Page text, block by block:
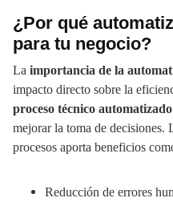
¿Por qué
para tu negocio?
La importancia de la
impacto directo sobre la
proceso técnico automatizado
mejorar la toma de
procesos aporta beneficios
Reducción de errores